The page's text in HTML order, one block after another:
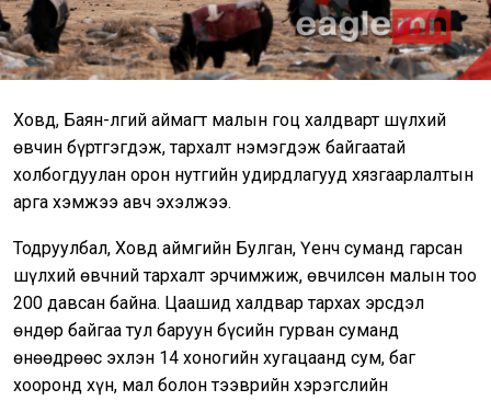
Ховд, Баян-Өлгий аймагт малын гоц халдварт шүлхий
өвчин бүртгэгдэж, тархалт нэмэгдэж байгаатай
холбогдуулан орон нутгийн удирдлагууд хязгаарлалтын
арга хэмжээ авч эхэлжээ.
Тодруулбал, Ховд аймгийн Булган, Үенч суманд гарсан
шүлхий өвчний тархалт эрчимжиж, өвчилсөн малын тоо
200 давсан байна. Цаашид халдвар тархах эрсдэл
өндөр байгаа тул баруун бүсийн гурван суманд
өнөөдрөөс эхлэн 14 хоногийн хугацаанд сум, баг
хооронд хүн, мал болон тээврийн хэрэгслийн